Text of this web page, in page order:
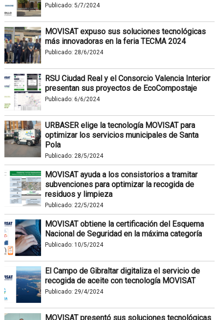
Publicado: 5/7/2024
MOVISAT expuso sus soluciones tecnológicas
más innovadoras en la feria TECMA 2024
Publicado: 28/6/2024
RSU Ciudad Real y el Consorcio Valencia Interior
presentan sus proyectos de EcoCompostaje
Publicado: 6/6/2024
URBASER elige la tecnología MOVISAT para
optimizar los servicios municipales de Santa
Pola
Publicado: 28/5/2024
MOVISAT ayuda a los consistorios a tramitar
subvenciones para optimizar la recogida de
residuos y limpieza
Publicado: 22/5/2024
MOVISAT obtiene la certificación del Esquema
Nacional de Seguridad en la máxima categoría
Publicado: 10/5/2024
El Campo de Gibraltar digitaliza el servicio de
recogida de aceite con tecnología MOVISAT
Publicado: 29/4/2024
MOVISAT presentó sus soluciones tecnológicas